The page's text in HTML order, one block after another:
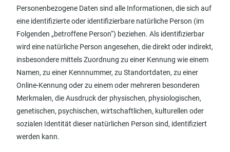
Personenbezogene Daten sind alle Informationen, die sich auf
eine identifizierte oder identifizierbare natürliche Person (im
Folgenden „betroffene Person“) beziehen. Als identifizierbar
wird eine natürliche Person angesehen, die direkt oder indirekt,
insbesondere mittels Zuordnung zu einer Kennung wie einem
Namen, zu einer Kennnummer, zu Standortdaten, zu einer
Online-Kennung oder zu einem oder mehreren besonderen
Merkmalen, die Ausdruck der physischen, physiologischen,
genetischen, psychischen, wirtschaftlichen, kulturellen oder
sozialen Identität dieser natürlichen Person sind, identifiziert
werden kann.